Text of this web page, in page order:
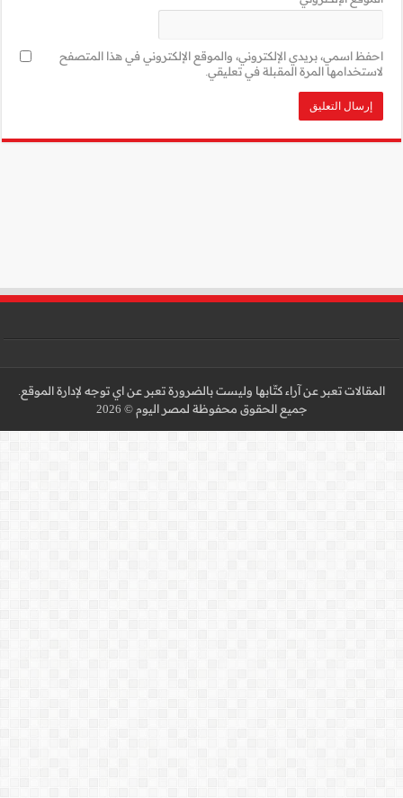
في هذا المتصفح
عن اي توجه لإدارة الموقع.